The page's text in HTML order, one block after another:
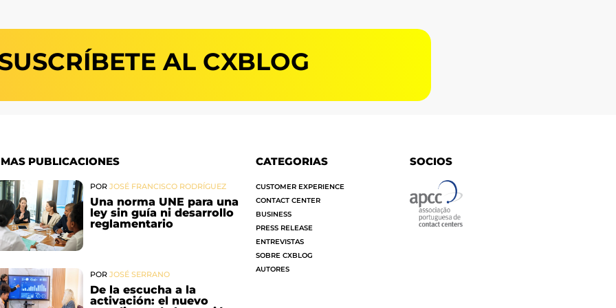
AL CXBLOG
PUBLICACIONES
PORJOSÉ FRANCISCO RODRÍGUEZ
Una norma UNE para una
ley sin guía ni desarrollo
reglamentario
PORJOSÉ SERRANO
De la escucha a la
activación: el nuevo
CATEGORIAS
CUSTOMER EXPERIENCE
CONTACT CENTER
BUSINESS
PRESS RELEASE
ENTREVISTAS
SOBRE CXBLOG
AUTORES
SOCIOS